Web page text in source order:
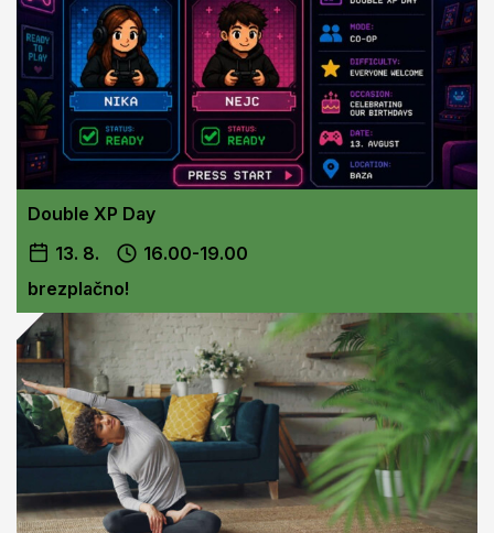
Double XP Day
13. 8.
16.00-19.00
brezplačno!